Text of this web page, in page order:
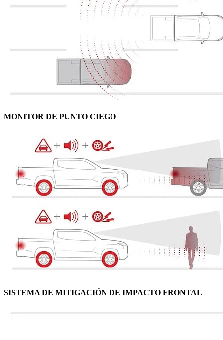
MONITOR DE PUNTO CIEGO
SISTEMA DE MITIGACIÓN DE IMPACTO FRONTAL